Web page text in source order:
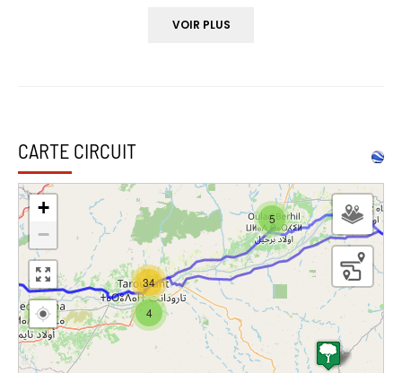
VOIR PLUS
CARTE CIRCUIT
5
4
4
34
+
−